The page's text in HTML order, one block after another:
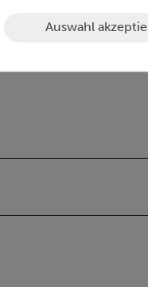
Auswahl